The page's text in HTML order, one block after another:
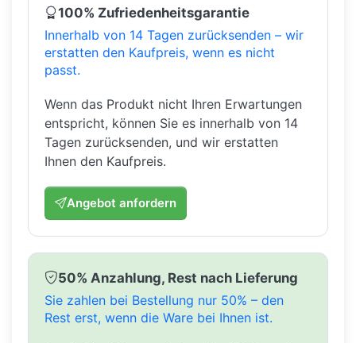
100% Zufriedenheitsgarantie
Innerhalb von 14 Tagen zurücksenden – wir
erstatten den Kaufpreis, wenn es nicht
passt.
Wenn das Produkt nicht Ihren Erwartungen
entspricht, können Sie es innerhalb von 14
Tagen zurücksenden, und wir erstatten
Ihnen den Kaufpreis.
Angebot anfordern
50% Anzahlung, Rest nach Lieferung
Sie zahlen bei Bestellung nur 50% – den
Rest erst, wenn die Ware bei Ihnen ist.